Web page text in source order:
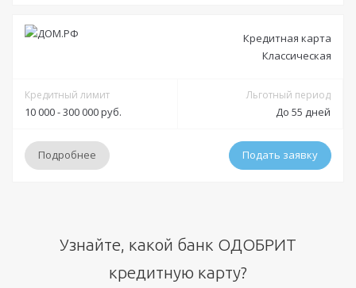
Условия
Получение:
отделения ДОМ.РФ
отделения ДОМ.РФ; в мобильном приложении; онлайн заявка
через официальный сайт
Документы
Кредитная карта
Классическая
Кредитный лимит
10 000 - 300 000 руб.
Льготный период
До 55 дней
Подробнее Подать заявку
Решение:
Индивидуально
отделения ДОМ.РФ
Узнайте, какой банк ОДОБРИТ
кредитную карту?